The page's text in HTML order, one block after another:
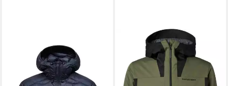
ab 260,00 €
PEAK PERFORMANCE
Anorak Peak Performance
Herren Jacke
388,50 € UVP 450,00 €
-14%